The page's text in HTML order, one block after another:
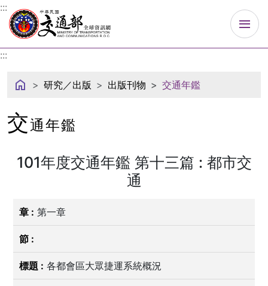
中華民國交通部
:::
:::
研究／出版 出版刊物 交通年鑑
交通年鑑
101年度交通年鑑 第十三篇 : 都市交
通
第一章
各都會區大眾捷運系統概況